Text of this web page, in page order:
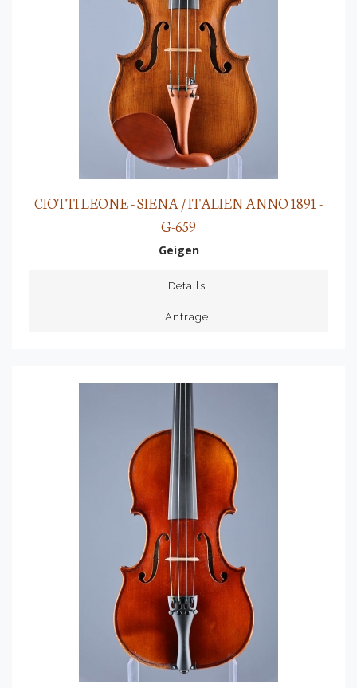
CIOTTI LEONE - SIENA / ITALIEN ANNO 1891 -
G-659
Geigen
Details
Anfrage